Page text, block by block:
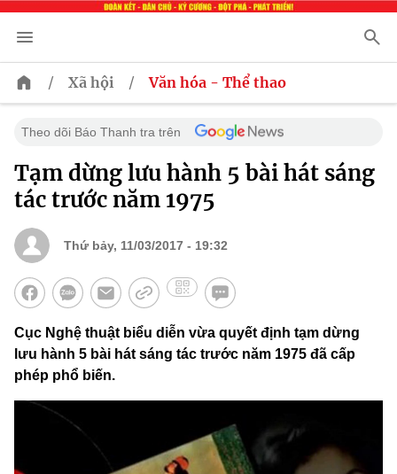
/ Xã hội / Văn hóa - Thể thao
Theo dõi Báo Thanh tra trên
Tạm dừng lưu hành 5 bài hát sáng
tác trước năm 1975
Thứ bảy, 11/03/2017 - 19:32
Cục Nghệ thuật biểu diễn vừa quyết định tạm dừng
lưu hành 5 bài hát sáng tác trước năm 1975 đã cấp
phép phổ biến.